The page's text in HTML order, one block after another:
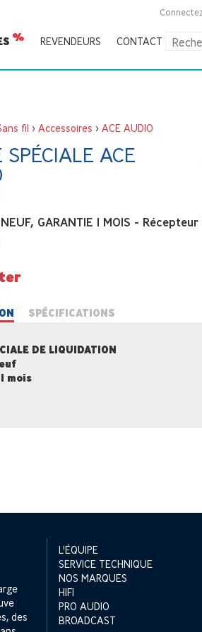
REVENDEURS CONTACT
fil > Accessoires > ACE AUDIO
SPÉCIALE ACE
GARANTIE 1 MOIS -
SPÉCIFICATIONS
DE LIQUIDATION
mois
des
L'ÉQUIPE
SERVICE TECHNIQUE
NOS MARQUES
HIFI
PRO AUDIO
BROADCAST